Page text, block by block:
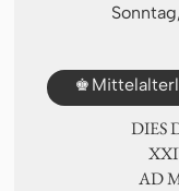
♚
DIES
AD